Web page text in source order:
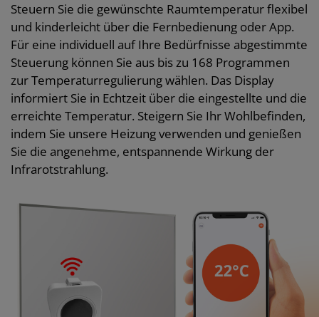
Steuern Sie die gewünschte Raumtemperatur flexibel
und kinderleicht über die Fernbedienung oder App.
Für eine individuell auf Ihre Bedürfnisse abgestimmte
Steuerung können Sie aus bis zu 168 Programmen
zur Temperaturregulierung wählen. Das Display
informiert Sie in Echtzeit über die eingestellte und die
erreichte Temperatur. Steigern Sie Ihr Wohlbefinden,
indem Sie unsere Heizung verwenden und genießen
Sie die angenehme, entspannende Wirkung der
Infrarotstrahlung.